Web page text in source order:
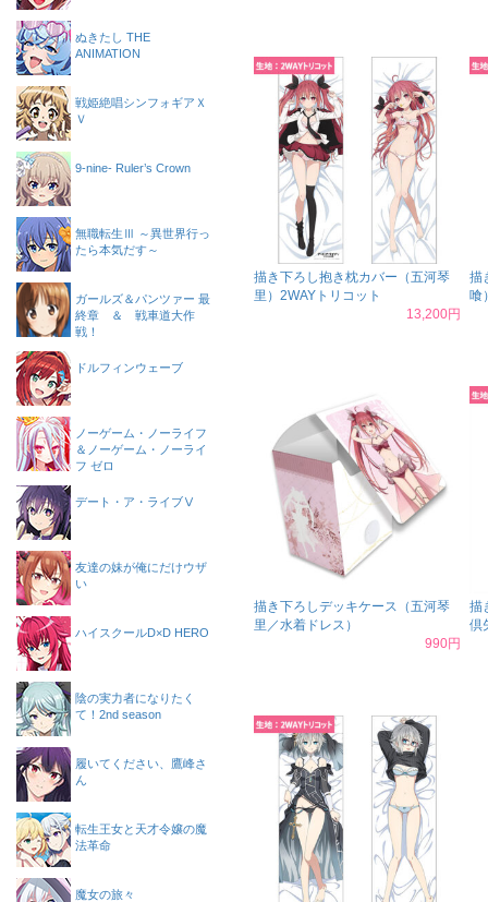
描き下ろし抱き枕カバー（五河琴
里）2WAYトリコット
13,200円
描
喰
描き下ろしデッキケース（五河琴
里／水着ドレス）
990円
描
倶
ぬきたし THE
ANIMATION
戦姫絶唱シンフォギアＸ
Ｖ
9-nine- Ruler’s Crown
無職転生Ⅲ ～異世界行っ
たら本気だす～
ガールズ＆パンツァー 最
終章 ＆ 戦車道大作
戦！
ドルフィンウェーブ
ノーゲーム・ノーライフ
＆ノーゲーム・ノーライ
フ ゼロ
デート・ア・ライブⅤ
友達の妹が俺にだけウザ
い
ハイスクールD×D HERO
陰の実力者になりたく
て！2nd season
履いてください、鷹峰さ
ん
転生王女と天才令嬢の魔
法革命
魔女の旅々